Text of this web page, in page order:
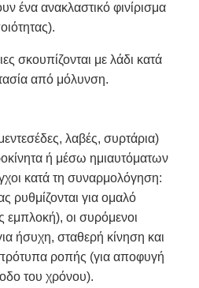
ένα ανακλαστικό φινίρισμα
σκουπίζονται με λάδι κατά
από μόλυνση.
λαβές, συρτάρια)
ή μέσω ημιαυτόματων
κατά τη συναρμολόγηση:
ρυθμίζονται για ομαλό
εμπλοκή), οι συρόμενοι
ήσυχη, σταθερή κίνηση και
πρότυπα ροπής (για αποφυγή
του χρόνου).